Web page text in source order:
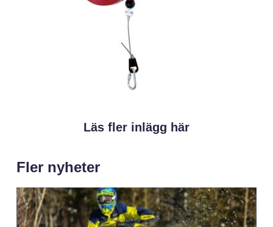
Läs fler inlägg här
Fler nyheter